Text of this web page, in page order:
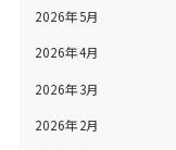
2026年5月
2026年4月
2026年3月
2026年2月